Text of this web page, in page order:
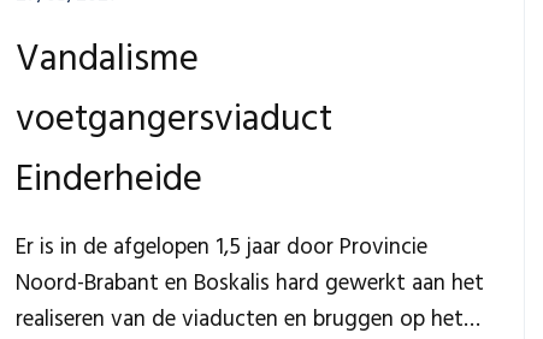
Vandalisme
voetgangersviaduct
Einderheide
Er is in de afgelopen 1,5 jaar door Provincie
Noord-Brabant en Boskalis hard gewerkt aan het
realiseren van de viaducten en bruggen op het